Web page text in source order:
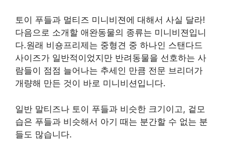
토이 푸들과 멀티즈 미니비젼에 대해서 사실 달라!
다음으로 소개할 애완동물의 종류는 미니비젼입니
다.원래 비숑프리제는 중형견 중 하나인 스탠다드
사이즈가 일반적이었지만 반려동물을 선호하는 사
람들이 점점 늘어나는 추세인 만큼 전문 브리더가
개량해 만든 것이 바로 미니비션입니다.
일반 말티즈나 토이 푸들과 비슷한 크기이고, 겉모
습은 푸들과 비슷해서 아기 때는 분간할 수 없는 분
들도 많습니다.